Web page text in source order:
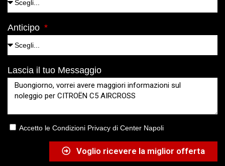
Anticipo
Lascia il tuo Messaggio
Accetto le Condizioni Privacy di Center Napoli
Voglio ricevere la miglior offerta